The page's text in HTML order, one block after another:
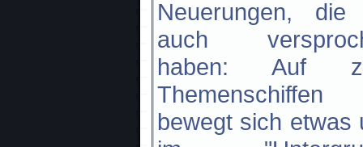
Neuerungen, die
auch
haben: Auf
Themenschiffen
bewegt sich etwas